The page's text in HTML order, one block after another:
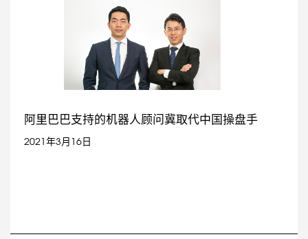
阿里巴巴支持的机器人顾问冀取代中国操盘手
2021年3月16日